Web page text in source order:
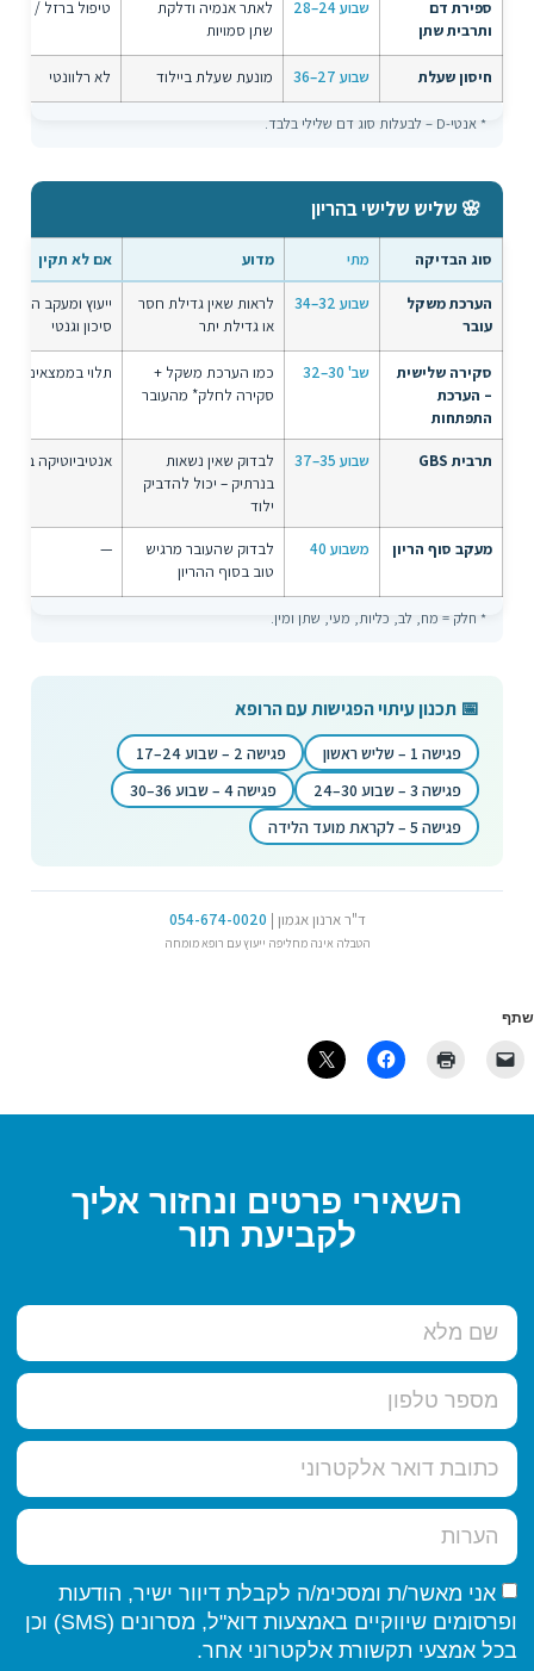
ספירת דם
ותרבית שתן
שבוע 24–28
לאתר אנמיה ודלקת
שתן סמויות
טיפול ברזל /
חיסון שעלת שבוע 27–36 מונעת שעלת ביילוד לא רלוונטי
* אנטי-D – לבעלות סוג דם שלילי בלבד.
🌸 שליש שלישי בהריון
סוג הבדיקה מתי מדוע אם לא תקין
הערכת משקל
עובר
שבוע 32–34
לראות שאין גדילת חסר
או גדילת יתר
ייעוץ ומעקב הריון
סיכון וגנטי
סקירה שלישית
– הערכת
התפתחות
שב' 30–32
כמו הערכת משקל +
סקירה לחלק* מהעובר
תלוי בממצאים
תרבית GBS שבוע 35–37
לבדוק שאין נשאות
בנרתיק – יכול להדביק
ילוד
אנטיביוטיקה
מעקב סוף הריון משבוע 40
לבדוק שהעובר מרגיש
טוב בסוף ההריון
—
* חלק = מח, לב, כליות, מעי, שתן ומין.
📅 תכנון עיתוי הפגישות עם הרופא
פגישה 1 – שליש ראשון
פגישה 2 – שבוע 24–17
פגישה 3 – שבוע 30–24
פגישה 4 – שבוע 36–30
פגישה 5 – לקראת מועד הלידה
ד"ר ארנון אגמון | 054-674-0020
הטבלה אינה מחליפה ייעוץ עם רופא מומחה
שתף
השאירי פרטים ונחזור אליך
לקביעת תור
אני מאשר/ת ומסכימ/ה לקבלת דיוור ישיר, הודעות
ופרסומים שיווקיים באמצעות דוא"ל, מסרונים (SMS) וכן
בכל אמצעי תקשורת אלקטרוני אחר.